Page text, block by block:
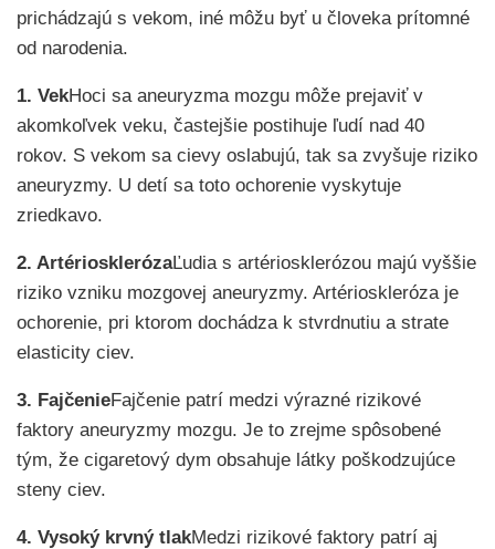
prichádzajú s vekom, iné môžu byť u človeka prítomné
od narodenia.
1. VekHoci sa aneuryzma mozgu môže prejaviť v
akomkoľvek veku, častejšie postihuje ľudí nad 40
rokov. S vekom sa cievy oslabujú, tak sa zvyšuje riziko
aneuryzmy. U detí sa toto ochorenie vyskytuje
zriedkavo.
2. ArtériosklerózaĽudia s artériosklerózou majú vyššie
riziko vzniku mozgovej aneuryzmy. Artérioskleróza je
ochorenie, pri ktorom dochádza k stvrdnutiu a strate
elasticity ciev.
3. FajčenieFajčenie patrí medzi výrazné rizikové
faktory aneuryzmy mozgu. Je to zrejme spôsobené
tým, že cigaretový dym obsahuje látky poškodzujúce
steny ciev.
4. Vysoký krvný tlakMedzi rizikové faktory patrí aj